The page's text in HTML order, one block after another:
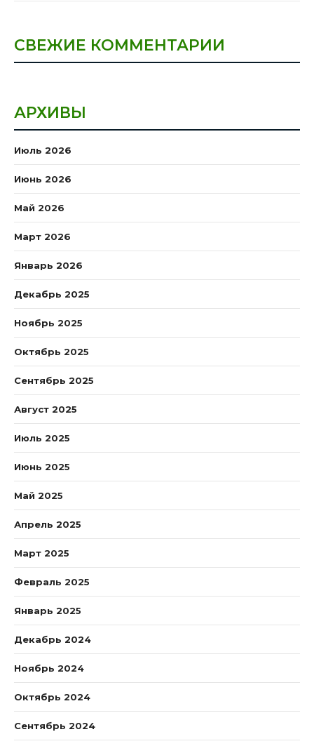
СВЕЖИЕ КОММЕНТАРИИ
АРХИВЫ
Июль 2026
Июнь 2026
Май 2026
Март 2026
Январь 2026
Декабрь 2025
Ноябрь 2025
Октябрь 2025
Сентябрь 2025
Август 2025
Июль 2025
Июнь 2025
Май 2025
Апрель 2025
Март 2025
Февраль 2025
Январь 2025
Декабрь 2024
Ноябрь 2024
Октябрь 2024
Сентябрь 2024